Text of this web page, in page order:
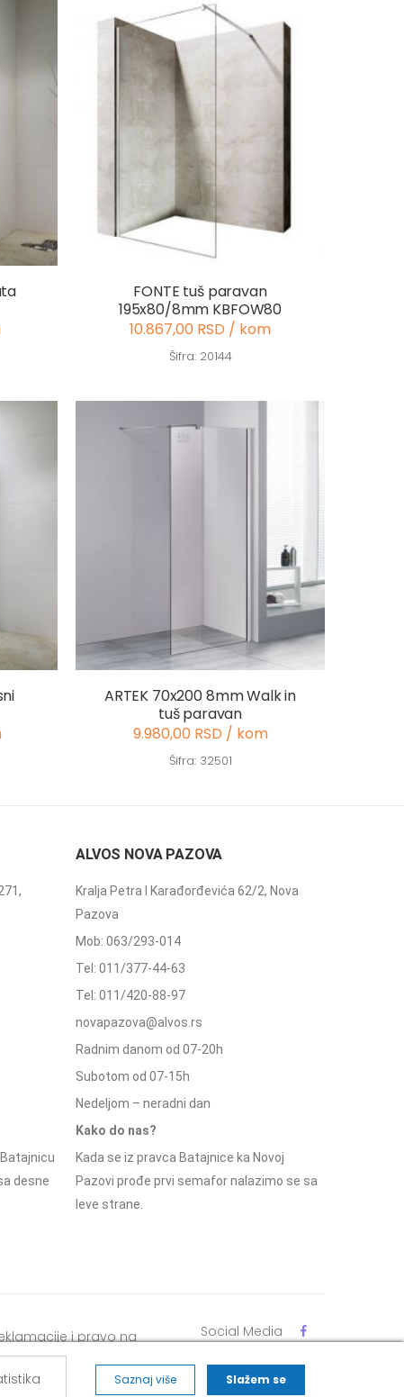
FONTE tuš paravan
195x80/8mm KBFOW80
10.867,00 RSD / kom
Šifra: 20144
ARTEK 70x200 8mm Walk in
tuš paravan
9.980,00 RSD / kom
Šifra: 32501
desne
ALVOS NOVA PAZOVA
Kralja Petra I Karađorđevića 62/2, Nova
Pazova
Mob: 063/293-014
Tel: 011/377-44-63
Tel: 011/420-88-97
novapazova@alvos.rs
Radnim danom od 07-20h
Subotom od 07-15h
Nedeljom – neradni dan
Kako do nas?
Kada se iz pravca Batajnice ka Novoj
Pazovi prođe prvi semafor nalazimo se sa
leve strane.
i pravo na
Social Media
Saznaj više Slažem se